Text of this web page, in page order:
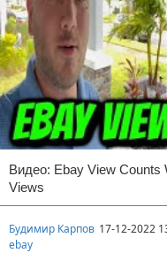
Видео: Ebay View Counts
Views
Будимир Карпов 17-12-2022
ebay